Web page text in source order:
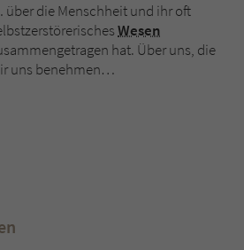
die Menschheit und ihr oft
Wesen
hat. Über uns, die
uns benehmen…